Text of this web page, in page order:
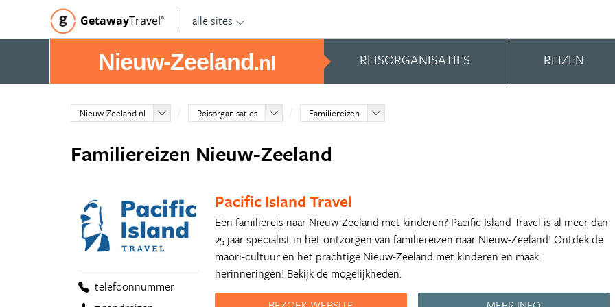
GetawayTravel© alle sites
Nieuw-Zeeland.nl REISORGANISATIES REIZEN
Nieuw-Zeeland.nl Reisorganisaties Familiereizen
Familiereizen Nieuw-Zeeland
telefoonnummer
Pacific Island Travel
Een familiereis naar Nieuw-Zeeland met kinderen? Pacific Island Travel is al meer dan
25 jaar specialist in het ontzorgen van familiereizen naar Nieuw-Zeeland! Ontdek de
maori-cultuur en het prachtige Nieuw-Zeeland met kinderen en maak
herinneringen! Bekijk de mogelijkheden.